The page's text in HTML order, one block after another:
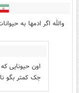
والله اگر ادمها به
اون حیونایی
جک کمتر بگو